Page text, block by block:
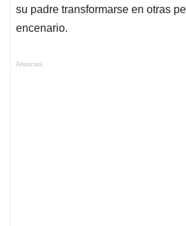
su padre transformarse en otras
encenario.
Anuncios.